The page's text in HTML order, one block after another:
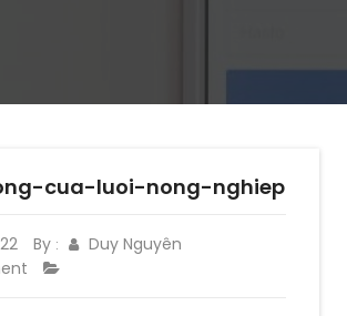
cua-luoi-nong-nghiep
By :
Duy Nguyên